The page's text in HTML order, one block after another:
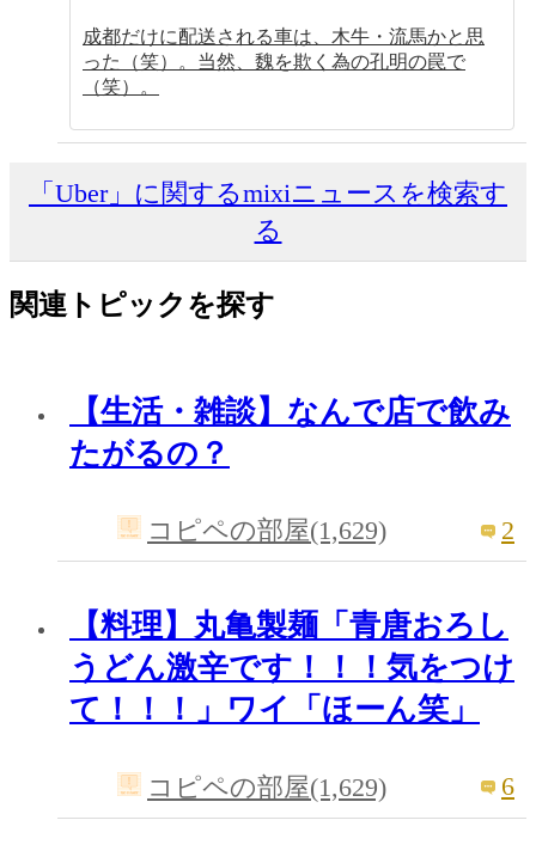
成都だけに配送される車は、木牛・流馬かと思
った（笑）。当然、魏を欺く為の孔明の罠で
（笑）。
「Uber」に関するmixiニュースを検索す
る
関連トピックを探す
【生活・雑談】なんで店で飲み
たがるの？
コピペの部屋(1,629) 2
【料理】丸亀製麺「青唐おろし
うどん激辛です！！！気をつけ
て！！！」ワイ「ほーん笑」
コピペの部屋(1,629) 6